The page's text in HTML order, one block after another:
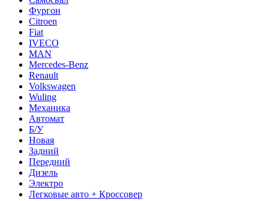
Фургон
Citroen
Fiat
IVECO
MAN
Mercedes-Benz
Renault
Volkswagen
Wuling
Механика
Автомат
Б/У
Новая
Задний
Передний
Дизель
Электро
Легковые авто + Кроссовер